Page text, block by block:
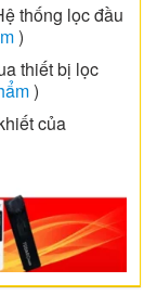
thống lọc đầu
)
thiết bị lọc
)
của